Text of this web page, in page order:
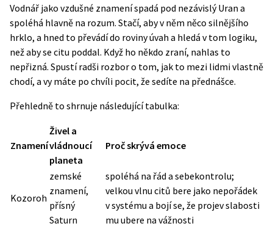
Vodnář jako vzdušné znamení spadá pod nezávislý Uran a
spoléhá hlavně na rozum. Stačí, aby v něm něco silnějšího
hrklo, a hned to převádí do roviny úvah a hledá v tom logiku,
než aby se citu poddal. Když ho někdo zraní, nahlas to
nepřizná. Spustí radši rozbor o tom, jak to mezi lidmi vlastně
chodí, a vy máte po chvíli pocit, že sedíte na přednášce.
Přehledně to shrnuje následující tabulka:
Znamení
Živel a
vládnoucí
planeta
Proč skrývá emoce
Kozoroh
zemské
znamení,
přísný
Saturn
spoléhá na řád a sebekontrolu;
velkou vlnu citů bere jako nepořádek
v systému a bojí se, že projev slabosti
mu ubere na vážnosti